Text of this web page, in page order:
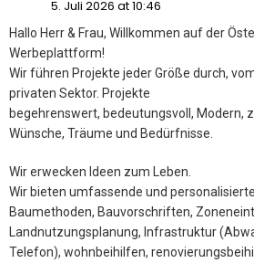
5. Juli 2026 at 10:46
Hallo Herr & Frau, Willkommen auf der
Werbeplattform!
Wir führen Projekte jeder Größe durch,
privaten Sektor. Projekte
begehrenswert, bedeutungsvoll, Modern,
Wünsche, Träume und Bedürfnisse.
Wir erwecken Ideen zum Leben.
Wir bieten umfassende und
Baumethoden, Bauvorschriften,
Landnutzungsplanung, Infrastruktur
Telefon), wohnbeihilfen,